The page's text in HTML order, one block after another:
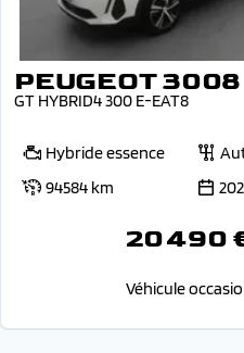
PEUGEOT 3008
GT HYBRID4 300 E-EAT8
Hybride essence
94584 km
20 490
Véhicule